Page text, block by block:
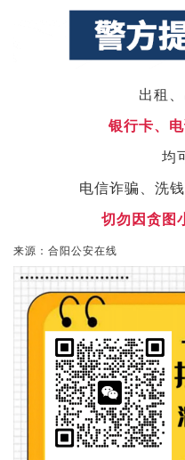
出租
银行卡、
均
电信诈骗、洗
切勿因贪图
来源：合阳公安在线